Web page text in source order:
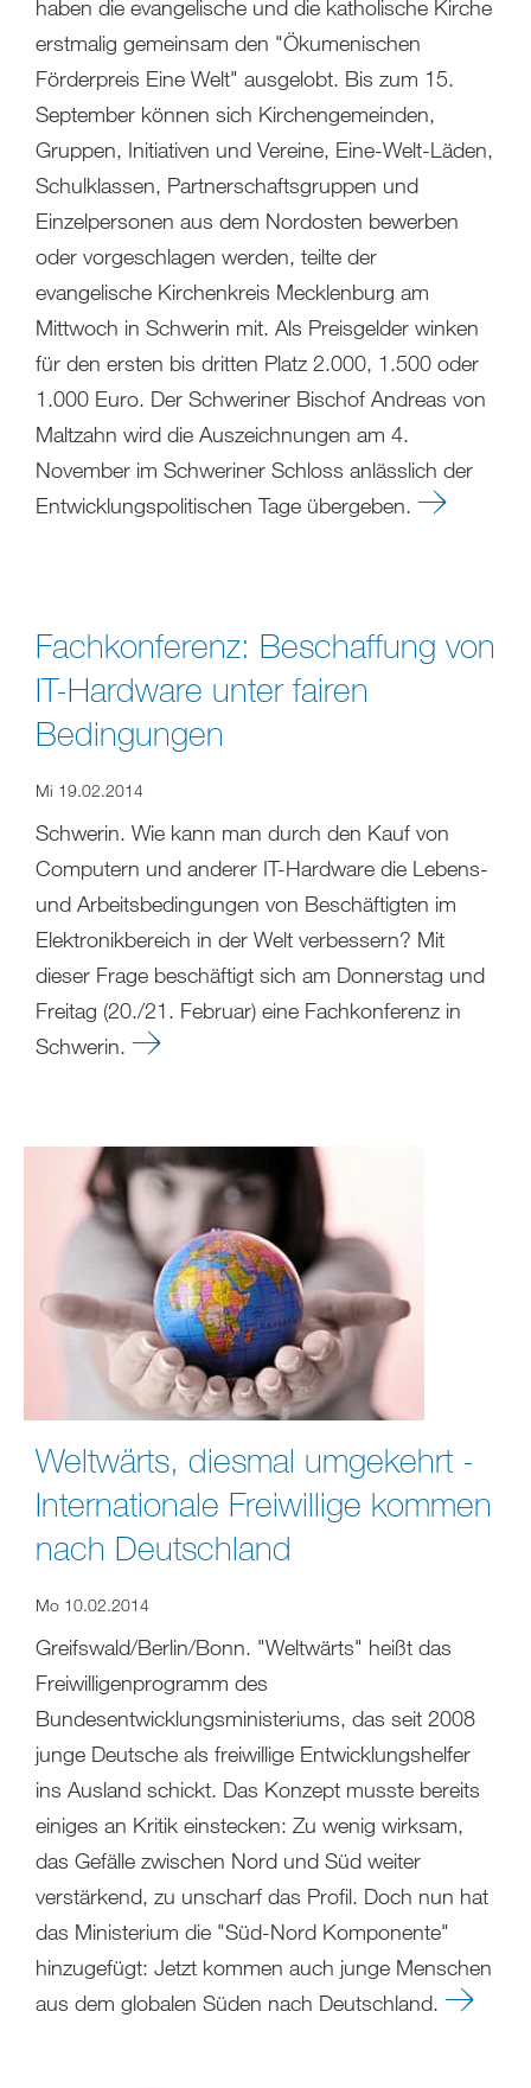
haben die evangelische und die katholische Kirche
erstmalig gemeinsam den "Ökumenischen
Förderpreis Eine Welt" ausgelobt. Bis zum 15.
September können sich Kirchengemeinden,
Gruppen, Initiativen und Vereine, Eine-Welt-Läden,
Schulklassen, Partnerschaftsgruppen und
Einzelpersonen aus dem Nordosten bewerben
oder vorgeschlagen werden, teilte der
evangelische Kirchenkreis Mecklenburg am
Mittwoch in Schwerin mit. Als Preisgelder winken
für den ersten bis dritten Platz 2.000, 1.500 oder
1.000 Euro. Der Schweriner Bischof Andreas von
Maltzahn wird die Auszeichnungen am 4.
November im Schweriner Schloss anlässlich der
Entwicklungspolitischen Tage übergeben.
Fachkonferenz: Beschaffung von
IT-Hardware unter fairen
Bedingungen
Mi 19.02.2014
Schwerin. Wie kann man durch den Kauf von
Computern und anderer IT-Hardware die Lebens-
und Arbeitsbedingungen von Beschäftigten im
Elektronikbereich in der Welt verbessern? Mit
dieser Frage beschäftigt sich am Donnerstag und
Freitag (20./21. Februar) eine Fachkonferenz in
Schwerin.
Weltwärts, diesmal umgekehrt -
Internationale Freiwillige kommen
nach Deutschland
Mo 10.02.2014
Greifswald/Berlin/Bonn. "Weltwärts" heißt das
Freiwilligenprogramm des
Bundesentwicklungsministeriums, das seit 2008
junge Deutsche als freiwillige Entwicklungshelfer
ins Ausland schickt. Das Konzept musste bereits
einiges an Kritik einstecken: Zu wenig wirksam,
das Gefälle zwischen Nord und Süd weiter
verstärkend, zu unscharf das Profil. Doch nun hat
das Ministerium die "Süd-Nord Komponente"
hinzugefügt: Jetzt kommen auch junge Menschen
aus dem globalen Süden nach Deutschland.